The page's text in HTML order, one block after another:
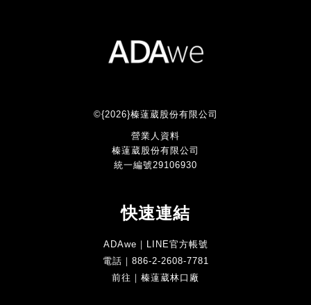
©{2026}榛薘葳股份有限公司
營業人資料
榛薘葳股份有限公司
統一編號29106930
快速連結
ADAwe｜LINE官方帳號
電話｜886-2-2608-7781
前往｜榛薘葳林口廠